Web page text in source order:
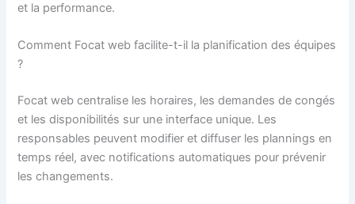
et la performance.
Comment Focat web facilite-t-il la planification des équipes
?
Focat web centralise les horaires, les demandes de congés
et les disponibilités sur une interface unique. Les
responsables peuvent modifier et diffuser les plannings en
temps réel, avec notifications automatiques pour prévenir
les changements.